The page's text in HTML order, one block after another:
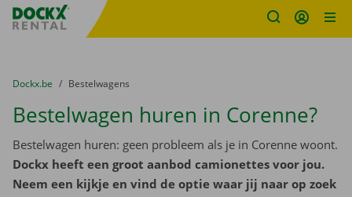
Fratello DEMO
U bevindt zich hier:
van
Dockx.be naar
Bestelwagens
Bestelwagen huren in Corenne?
Bestelwagen huren: geen probleem als je in Corenne woont.
Dockx heeft een groot aanbod camionettes voor jou.
Neem een kijkje en vind de optie waar jij naar op zoek